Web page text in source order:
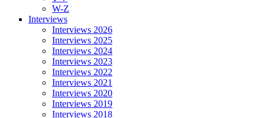
W-Z
Interviews
Interviews 2026
Interviews 2025
Interviews 2024
Interviews 2023
Interviews 2022
Interviews 2021
Interviews 2020
Interviews 2019
Interviews 2018